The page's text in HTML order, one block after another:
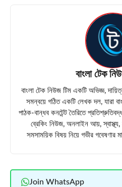
বাংলা টেক
বাংলা টেক নিউজ টিম একটি অভিজ্ঞ,
সমন্বয়ে গঠিত একটি লেখক দল, যারা
পাঠক-বান্ধব কনটেন্ট তৈরিতে
ব্রেকিং নিউজ, অনলাইন আয়, স্বাস্থ্য,
সমসাময়িক বিষয় নিয়ে গভীর গবেষণার
Join WhatsApp